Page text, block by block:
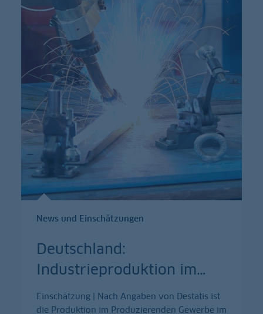
News und Einschätzungen
Deutschland:
Industrieproduktion im…
Einschätzung | Nach Angaben von Destatis ist
die Produktion im Produzierenden Gewerbe im